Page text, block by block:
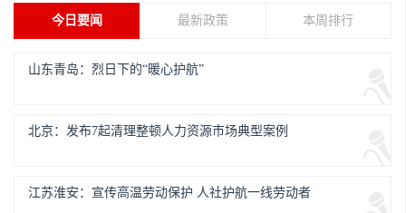
今日要闻 最新政策 本周排行
山东青岛：烈日下的“暖心护航”
北京：发布7起清理整顿人力资源市场典型案例
江苏淮安：宣传高温劳动保护 人社护航一线劳动者